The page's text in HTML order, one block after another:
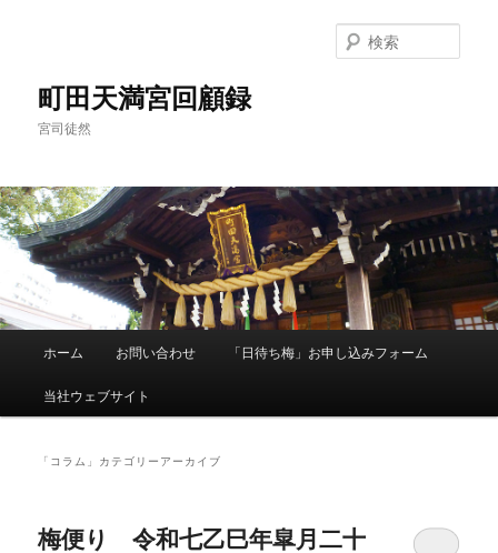
へ
移
動
移
動
町田天満宮回顧録
宮司徒然
索
メ
ホーム お問い合わせ 「日待ち梅」お申し込みフォーム
当社ウェブサイト
「 コラム 」カテゴリーアーカイブ
梅便り 令和七乙巳年皐月二十